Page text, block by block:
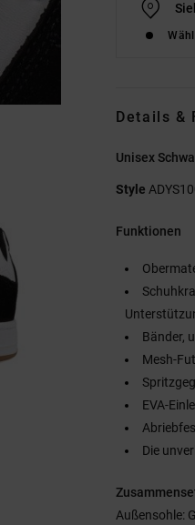
Details &
Unisex
Style
Funktionen
Bänder,
Mesh-
EVA-
Die
Außensohle: